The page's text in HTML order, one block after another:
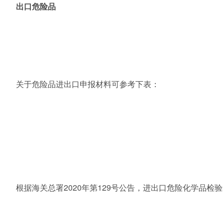
出口危险品
关于危险品进出口申报材料可参考下表：
根据海关总署2020年第129号公告，进出口危险化学品检